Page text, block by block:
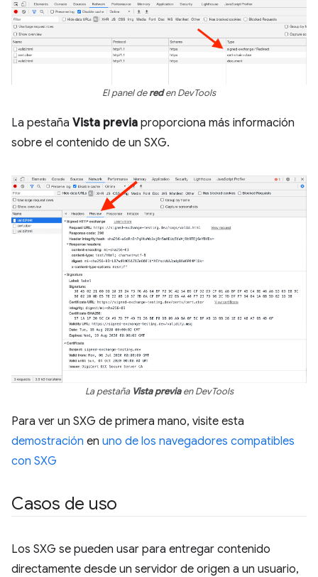
El panel dereden DevTools
La pestaña Vista previa proporciona más información
sobre el contenido de un SXG.
La pestaña Vista previaen DevTools
Para ver un SXG de primera mano, visite esta
demostración en uno de los navegadores compatibles
con SXG
Casos de uso
Los SXG se pueden usar para entregar contenido
directamente desde un servidor de origen a un usuario,